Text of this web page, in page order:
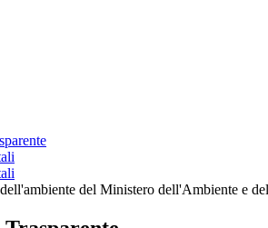
del Ministero dell'Ambiente e